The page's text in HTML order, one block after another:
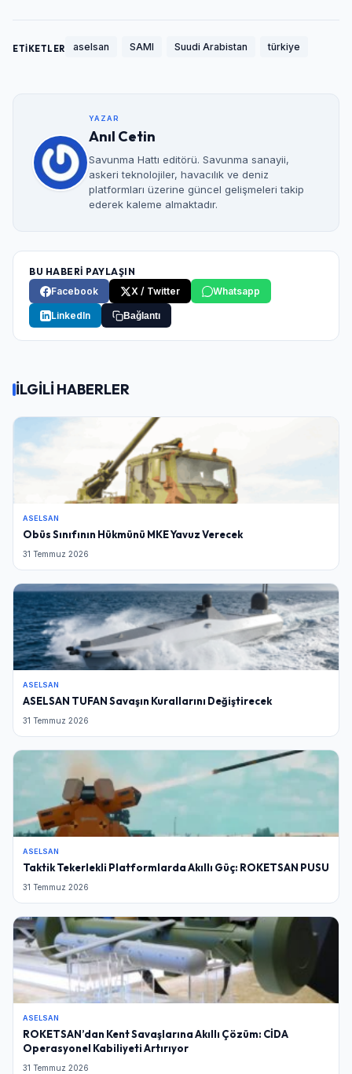
ETİKETLER aselsan SAMI Suudi Arabistan türkiye
YAZAR
Anıl Cetin
Savunma Hattı editörü. Savunma sanayii,
askeri teknolojiler, havacılık ve deniz
platformları üzerine güncel gelişmeleri takip
ederek kaleme almaktadır.
BU HABERİ PAYLAŞIN
Facebook
X / Twitter Whatsapp
LinkedIn Bağlantı
İLGİLİ HABERLER
ASELSAN
Obüs Sınıfının Hükmünü MKE Yavuz Verecek
31 Temmuz 2026
ASELSAN
ASELSAN TUFAN Savaşın Kurallarını Değiştirecek
31 Temmuz 2026
ASELSAN
Taktik Tekerlekli Platformlarda Akıllı Güç: ROKETSAN PUSU
31 Temmuz 2026
ASELSAN
ROKETSAN’dan Kent Savaşlarına Akıllı Çözüm: CİDA
Operasyonel Kabiliyeti Artırıyor
31 Temmuz 2026